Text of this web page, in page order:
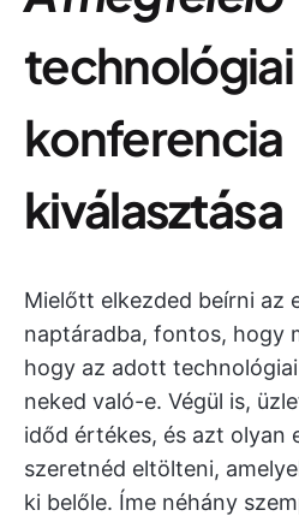
technológiai
konferencia
kiválasztása
Mielőtt elkezded beírni az
naptáradba, fontos, hogy
hogy az adott
neked való-e. Végül is,
időd értékes, és azt olyan
szeretnéd eltölteni,
ki belőle. Íme néhány